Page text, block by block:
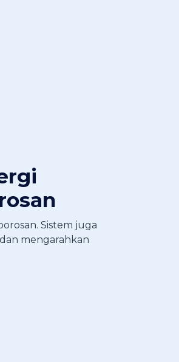
Sistem juga
mengarahkan